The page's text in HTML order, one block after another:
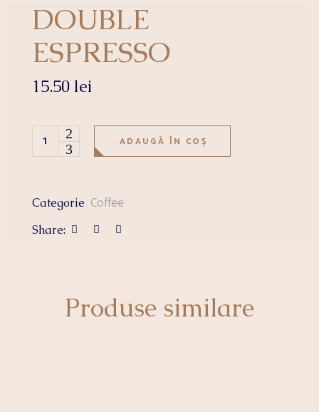
DOUBLE
ESPRESSO
15.50 lei
DOUBLE ESPRESSO quantity
ADAUGĂ ÎN COȘ
Categorie Coffee
Share:
Produse similare